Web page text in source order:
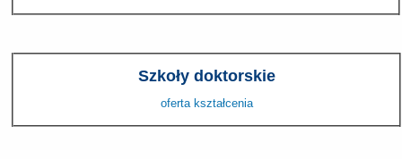
Szkoły doktorskie
oferta kształcenia